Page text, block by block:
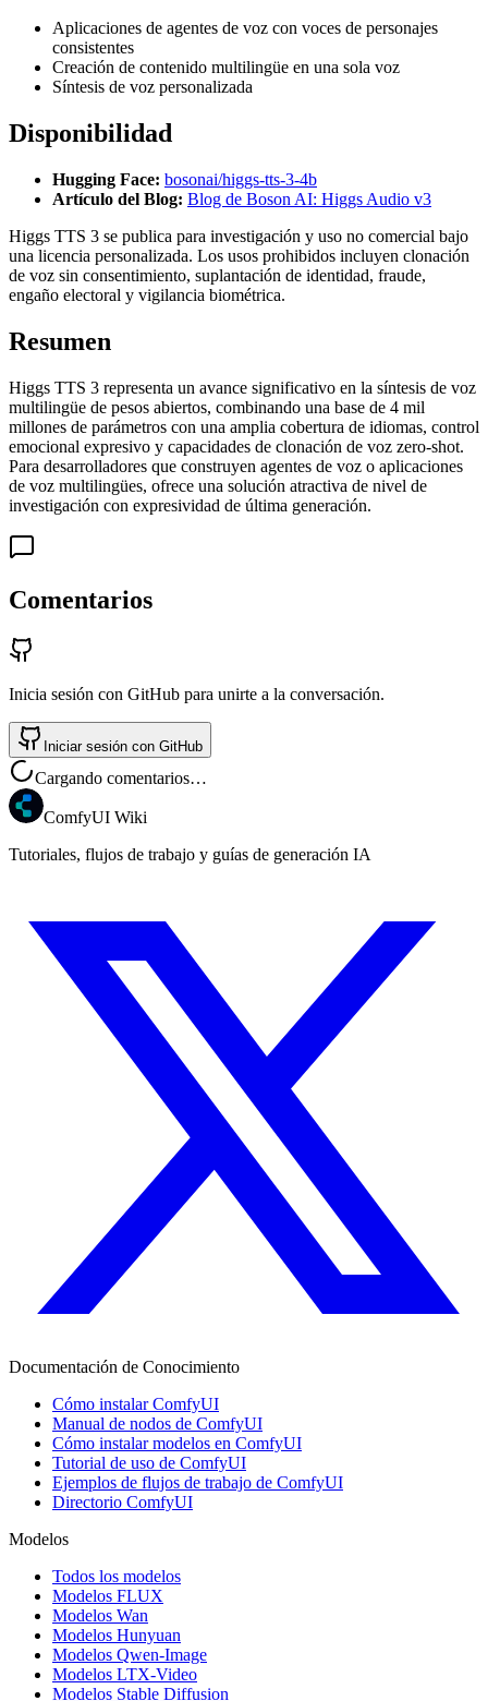
Aplicaciones de agentes de voz con voces de personajes
consistentes
Creación de contenido multilingüe en una sola voz
Síntesis de voz personalizada
Disponibilidad
Hugging Face: bosonai/higgs-tts-3-4b
Artículo del Blog: Blog de Boson AI: Higgs Audio v3
Higgs TTS 3 se publica para investigación y uso no comercial bajo
una licencia personalizada. Los usos prohibidos incluyen clonación
de voz sin consentimiento, suplantación de identidad, fraude,
engaño electoral y vigilancia biométrica.
Resumen
Higgs TTS 3 representa un avance significativo en la síntesis de voz
multilingüe de pesos abiertos, combinando una base de 4 mil
millones de parámetros con una amplia cobertura de idiomas, control
emocional expresivo y capacidades de clonación de voz zero-shot.
Para desarrolladores que construyen agentes de voz o aplicaciones
de voz multilingües, ofrece una solución atractiva de nivel de
investigación con expresividad de última generación.
Comentarios
Inicia sesión con GitHub para unirte a la conversación.
Iniciar sesión con GitHub
Cargando comentarios…
ComfyUI Wiki
Tutoriales, flujos de trabajo y guías de generación IA
Documentación de Conocimiento
Cómo instalar ComfyUI
Manual de nodos de ComfyUI
Cómo instalar modelos en ComfyUI
Tutorial de uso de ComfyUI
Ejemplos de flujos de trabajo de ComfyUI
Directorio ComfyUI
Modelos
Todos los modelos
Modelos FLUX
Modelos Wan
Modelos Hunyuan
Modelos Qwen-Image
Modelos LTX-Video
Modelos Stable Diffusion